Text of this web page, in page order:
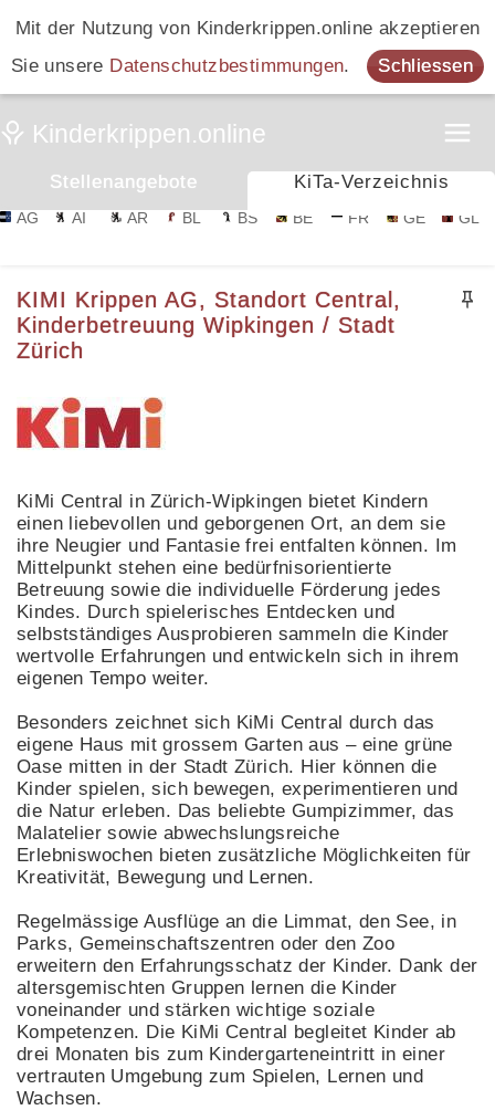
Mit der Nutzung von Kinderkrippen.online akzeptieren
Sie unsere Datenschutzbestimmungen. Schliessen
Stellenangebote KiTa-Verzeichnis
AG AI AR BL BS BE FR GE GL
KIMI Krippen AG, Standort Central,
Kinderbetreuung Wipkingen / Stadt
Zürich
KiMi Central in Zürich-Wipkingen bietet Kindern
einen liebevollen und geborgenen Ort, an dem sie
ihre Neugier und Fantasie frei entfalten können. Im
Mittelpunkt stehen eine bedürfnisorientierte
Betreuung sowie die individuelle Förderung jedes
Kindes. Durch spielerisches Entdecken und
selbstständiges Ausprobieren sammeln die Kinder
wertvolle Erfahrungen und entwickeln sich in ihrem
eigenen Tempo weiter.
Besonders zeichnet sich KiMi Central durch das
eigene Haus mit grossem Garten aus – eine grüne
Oase mitten in der Stadt Zürich. Hier können die
Kinder spielen, sich bewegen, experimentieren und
die Natur erleben. Das beliebte Gumpizimmer, das
Malatelier sowie abwechslungsreiche
Erlebniswochen bieten zusätzliche Möglichkeiten für
Kreativität, Bewegung und Lernen.
Regelmässige Ausflüge an die Limmat, den See, in
Parks, Gemeinschaftszentren oder den Zoo
erweitern den Erfahrungsschatz der Kinder. Dank der
altersgemischten Gruppen lernen die Kinder
voneinander und stärken wichtige soziale
Kompetenzen. Die KiMi Central begleitet Kinder ab
drei Monaten bis zum Kindergarteneintritt in einer
vertrauten Umgebung zum Spielen, Lernen und
Wachsen.